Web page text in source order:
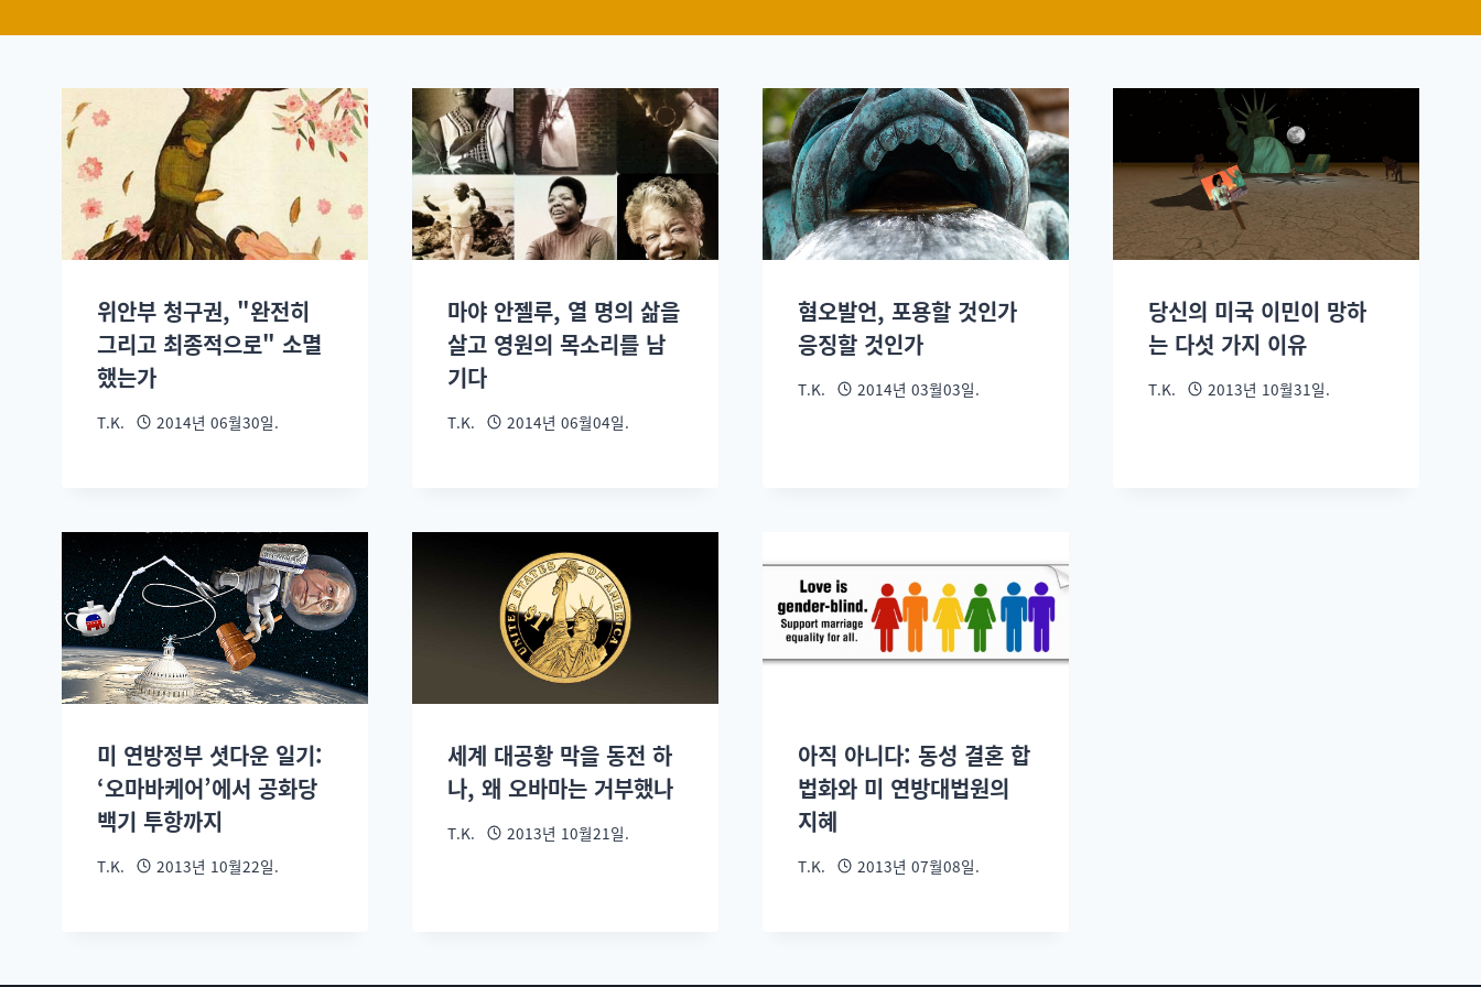
위안부 청구권, "완전히
그리고 최종적으로" 소멸
했는가
T.K. 2014년 06월30일.
마야 안젤루, 열 명의 삶을
살고 영원의 목소리를 남
기다
T.K. 2014년 06월04일.
혐오발언, 포용할 것인가
응징할 것인가
T.K. 2014년 03월03일.
당신의 미국 이민이 망하
는 다섯 가지 이유
T.K. 2013년 10월31일.
미 연방정부 셧다운 일기:
‘오마바케어’에서 공화당
백기 투항까지
T.K. 2013년 10월22일.
세계 대공황 막을 동전 하
나, 왜 오바마는 거부했나
T.K. 2013년 10월21일.
아직 아니다: 동성 결혼 합
법화와 미 연방대법원의
지혜
T.K. 2013년 07월08일.